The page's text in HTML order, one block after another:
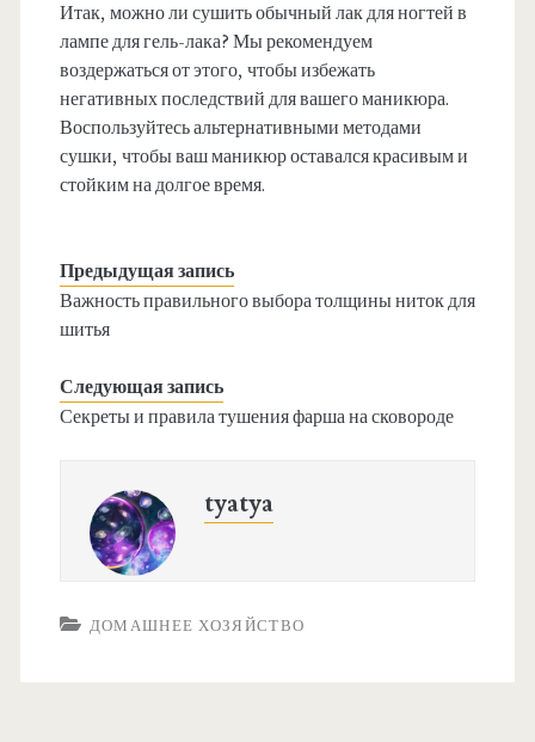
Итак, можно ли сушить обычный лак для ногтей в
лампе для гель-лака? Мы рекомендуем
воздержаться от этого, чтобы избежать
негативных последствий для вашего маникюра.
Воспользуйтесь альтернативными методами
сушки, чтобы ваш маникюр оставался красивым и
стойким на долгое время.
Предыдущая запись
Важность правильного выбора толщины ниток для
шитья
Следующая запись
Секреты и правила тушения фарша на сковороде
tyatya
ДОМАШНЕЕ ХОЗЯЙСТВО